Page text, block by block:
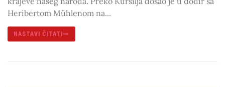
Heribertom Mühlenom na...
NASTAVI ČITATI